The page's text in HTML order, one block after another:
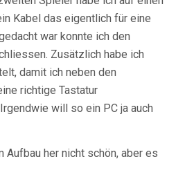
Kabel das eigentlich für eine
war konnte ich den
Zusätzlich habe ich
damit ich neben den
richtige Tastatur
will so ein PC ja auch
Aufbau her nicht schön, aber es